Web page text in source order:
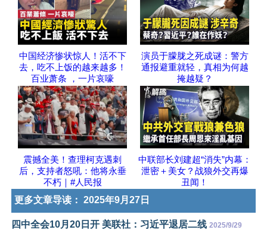
中国经济惨状惊人！活不下
去，吃不上饭的越来越多！
百业萧条 ，一片哀嚎
演员于朦胧之死成谜：警方
通报避重就轻，真相为何越
掩越疑？
震撼全美！查理柯克遇刺
后，支持者怒吼：他将永垂
不朽｜#人民报
中联部长刘建超“消失”内幕：
泄密＋美女？战狼外交再爆
丑闻！
更多文章导读： 2025年9月27日
四中全会10月20日开 美联社：习近平退居二线 2025/9/29